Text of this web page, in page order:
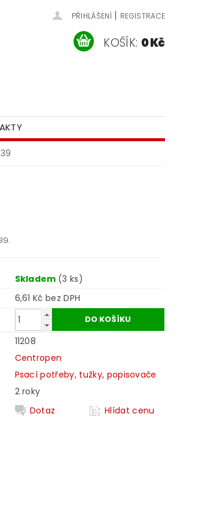
PŘIHLÁŠENÍ | REGISTRACE
KOŠÍK: 0 Kč
Skladem (3 ks)
6,61 Kč bez DPH
11208
Centropen
Psací potřeby, tužky, popisovače
2 roky
Dotaz Hlídat cenu